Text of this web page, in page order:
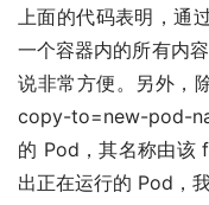
上面的代码表明，通
一个容器内的所有内
说非常方便。另外，
copy-to=new-pod-
的 Pod，其名称由该
出正在运行的 Pod，